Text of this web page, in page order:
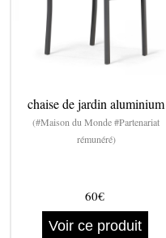
chaise de jardin aluminium
(#Maison du Monde #Partenariat
rémunéré)
60€
Voir ce produit